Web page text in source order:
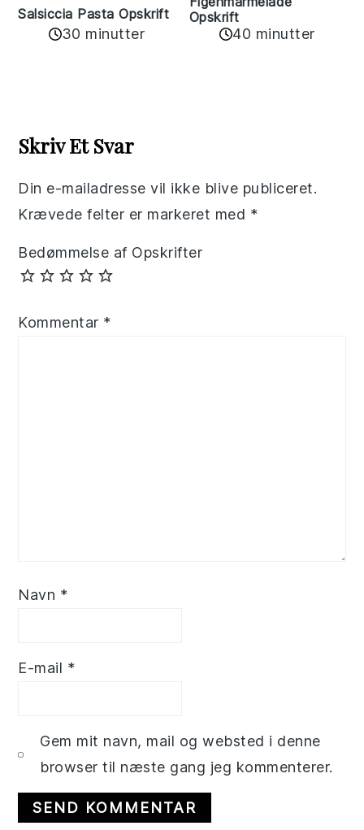
Salsiccia Pasta Opskrift
30 minutter
Opskrift
40 minutter
Interactions
Skriv Et Svar
Din e-mailadresse vil ikke blive publiceret.
Krævede felter er markeret med *
Bedømmelse af Opskrifter
Kommentar *
Navn *
E-mail *
Gem mit navn, mail og websted i denne
browser til næste gang jeg kommenterer.